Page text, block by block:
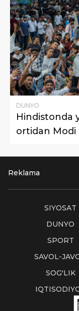
DUNYO
Hindistonda
ortidan
Reklama
SIYOSAT
DUNYO
SPORT
SAVOL-
SOG'LIK